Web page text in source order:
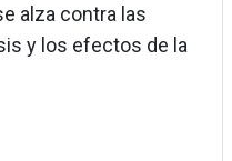
alza contra las
y los efectos de la